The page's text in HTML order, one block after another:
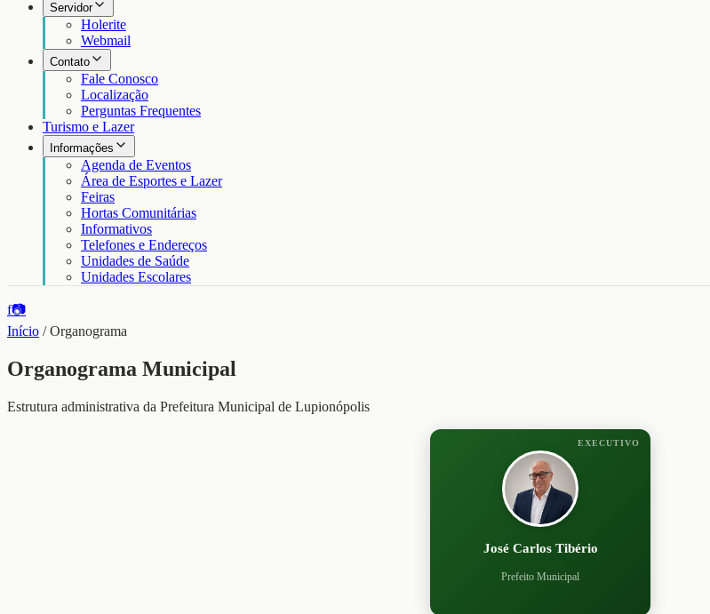
Servidor
Holerite
Webmail
Contato
Fale Conosco
Localização
Perguntas Frequentes
Turismo e Lazer
Informações
Agenda de Eventos
Área de Esportes e Lazer
Feiras
Hortas Comunitárias
Informativos
Telefones e Endereços
Unidades de Saúde
Unidades Escolares
f📷
Início /Organograma
Organograma Municipal
Estrutura administrativa da Prefeitura Municipal de Lupionópolis
EXECUTIVO
José Carlos Tibério
Prefeito Municipal